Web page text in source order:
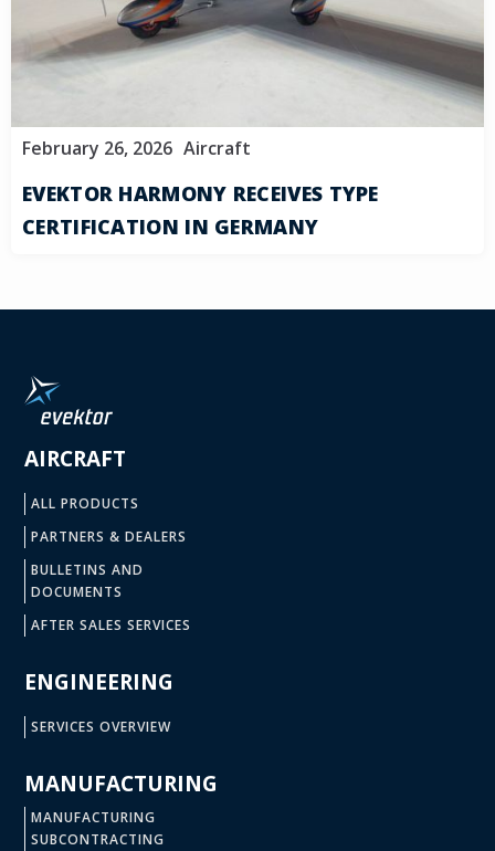
February 26, 2026 Aircraft
EVEKTOR HARMONY RECEIVES TYPE
CERTIFICATION IN GERMANY
AIRCRAFT
ALL PRODUCTS
PARTNERS & DEALERS
BULLETINS AND
DOCUMENTS
AFTER SALES SERVICES
ENGINEERING
SERVICES OVERVIEW
MANUFACTURING
MANUFACTURING
SUBCONTRACTING